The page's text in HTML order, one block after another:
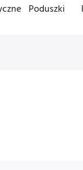
Poduszki